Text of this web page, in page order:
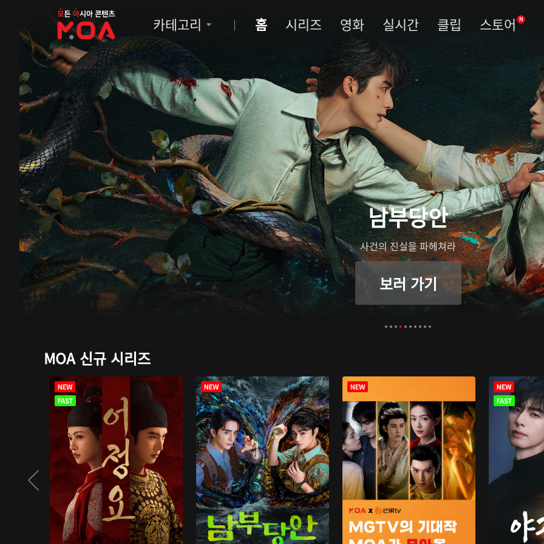
MOA
카테고리 홈 시리즈 영화 실시간 클립 스토어 N
남부당안
사건의 진실을 파헤쳐라
보러 가기
MOA 신규 시리즈